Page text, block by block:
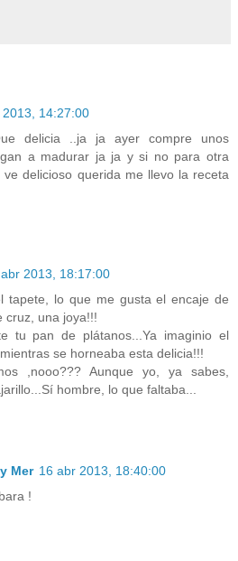
2013, 14:27:00
delicia ..ja ja ayer compre unos
a madurar ja ja y si no para otra
ve delicioso querida me llevo la receta
2013, 18:17:00
tapete, lo que me gusta el encaje de
cruz, una joya!!!
tu pan de plátanos...Ya imaginio el
se horneaba esta delicia!!!
,nooo??? Aunque yo, ya sabes,
hombre, lo que faltaba...
Mer 16 abr 2013, 18:40:00
!